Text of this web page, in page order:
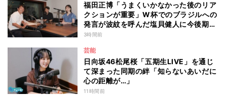
福田正博「うまくいかなかった後のリア
クションが重要」W杯でのブラジルへの
発言が波紋を呼んだ塩貝健人に今後期待
することは？
3時間前
芸能
日向坂46松尾桜「五期生LIVE」を通じ
て深まった同期の絆「知らないあいだに
心の距離が…」
11時間前